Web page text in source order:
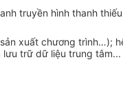
truyền hình thanh
xuất chương trình…);
lưu trữ dữ liệu trung tâm...